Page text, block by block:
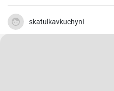
skatulkavkuchyni